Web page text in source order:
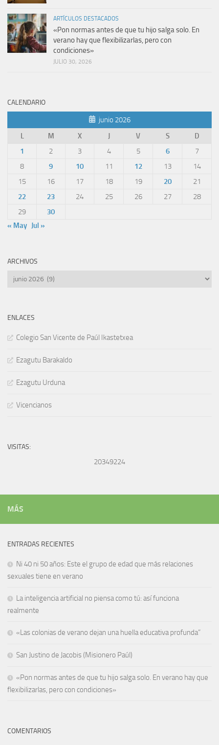
ARTÍCULOS DESTACADOS
«Pon normas antes de que tu hijo salga solo. En
verano hay que flexibilizarlas, pero con
condiciones»
JULIO 30, 2026
CALENDARIO
junio 2026
L
M X J V S
D
1
2 3 4 5 6
7
8
9 10 11 12 13
14
15
16 17 18 19 20
21
22
23 24 25 26 27
28
29
30
« May Jul »
ARCHIVOS
Archivos
ENLACES
Colegio San Vicente de Paúl Ikastetxea
Ezagutu Barakaldo
Ezagutu Urduna
Vicencianos
VISITAS:
20349224
MÁS
ENTRADAS RECIENTES
Ni 40 ni 50 años: Este el grupo de edad que más relaciones
sexuales tiene en verano
La inteligencia artificial no piensa como tú: así funciona
realmente
«Las colonias de verano dejan una huella educativa profunda”
San Justino de Jacobis (Misionero Paúl)
«Pon normas antes de que tu hijo salga solo. En verano hay que
flexibilizarlas, pero con condiciones»
COMENTARIOS